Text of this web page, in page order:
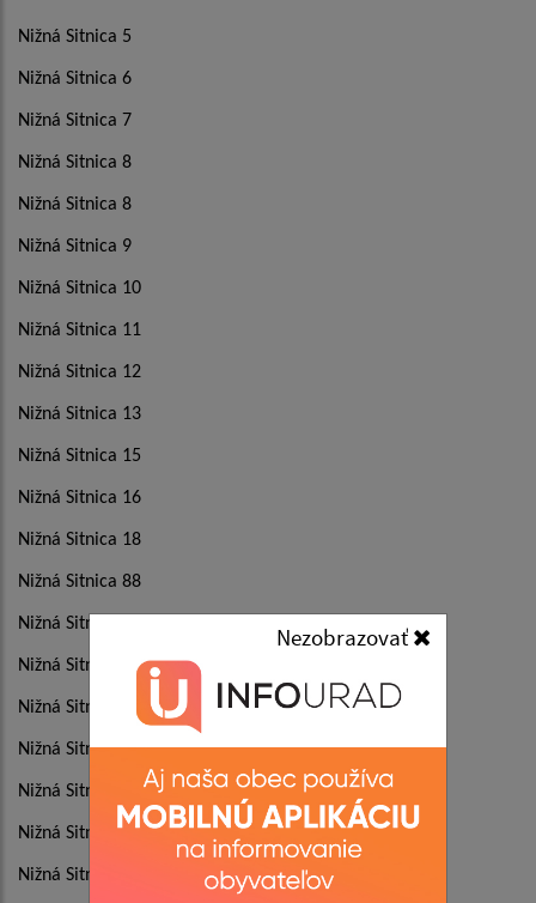
Nezobrazovať
Nižná Sitnica 5
Nižná Sitnica 6
Nižná Sitnica 7
Nižná Sitnica 8
Nižná Sitnica 8
Nižná Sitnica 9
Nižná Sitnica 10
Nižná Sitnica 11
Nižná Sitnica 12
Nižná Sitnica 13
Nižná Sitnica 15
Nižná Sitnica 16
Nižná Sitnica 18
Nižná Sitnica 88
Nižná Sitnica 97
Nižná Sitnica 98
Nižná Sitnica 99
Nižná Sitnica 100
Nižná Sitnica 101
Nižná Sitnica 102
Nižná Sitnica 103